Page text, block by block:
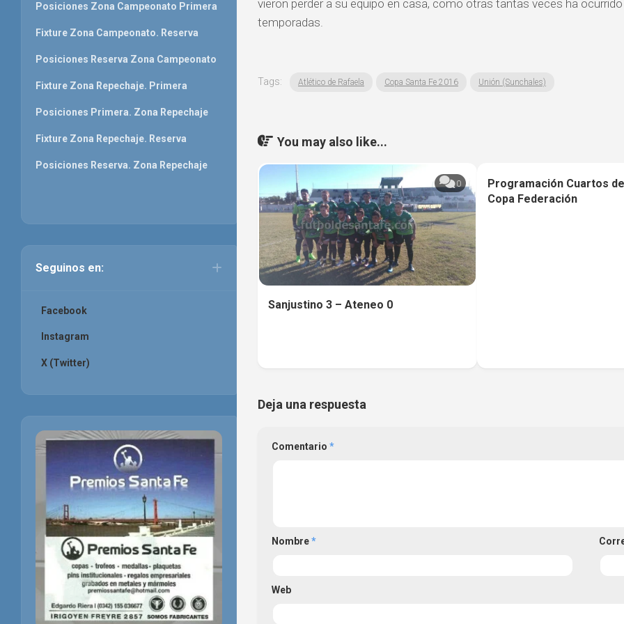
vieron perder a su equipo en casa, como otras tantas veces ha
temporadas.
Tags: Atlético de Rafaela Copa Santa Fe 2016 Unión (Sunchales)
You may also like...
0
Sanjustino 3 – Ateneo 0
Programación Cuartos
Copa Federación
Deja una respuesta
Comentario *
Nombre*
Web
Posiciones Zona Campeonato Primera
Fixture Zona Campeonato. Reserva
Posiciones Reserva Zona Campeonato
Fixture Zona Repechaje. Primera
Posiciones Primera. Zona Repechaje
Fixture Zona Repechaje. Reserva
Posiciones Reserva. Zona Repechaje
Seguinos en:
Facebook
Instagram
X (Twitter)